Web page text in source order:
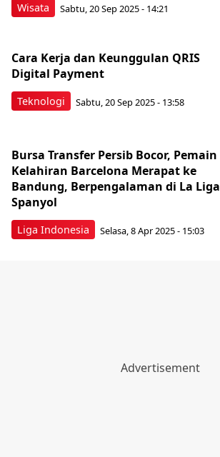
Wisata Sabtu, 20 Sep 2025 - 14:21
Teknologi
Cara Kerja dan Keunggulan QRIS
Digital Payment
Sabtu, 20 Sep 2025 - 13:58
Liga Indonesia
Bursa Transfer Persib Bocor, Pemain
Kelahiran Barcelona Merapat ke
Bandung, Berpengalaman di La Liga
Spanyol
Selasa, 8 Apr 2025 - 15:03